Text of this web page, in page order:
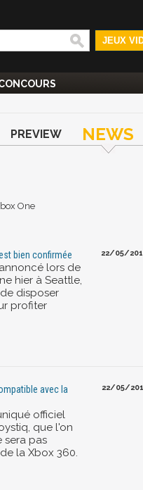
JEUX
PREVIEW NEWS
One
bien confirmée
lors de
hier à Seattle,
disposer
profiter
22/05/
avec la
officiel
que l'on
sera pas
la Xbox 360.
22/05/